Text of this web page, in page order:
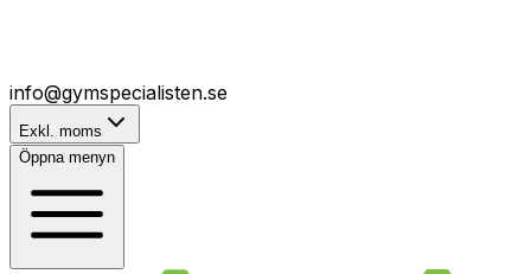
info@gymspecialisten.se
Exkl. moms
Öppna menyn